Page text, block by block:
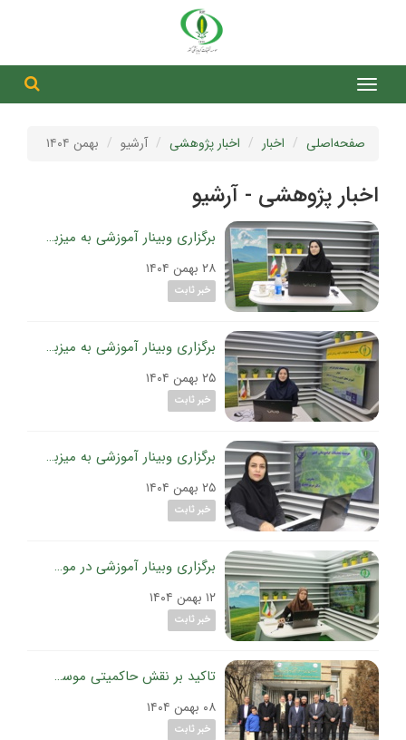
صفحه‌اصلی اخبار اخبار پژوهشی آرشیو بهمن ۱۴۰۴
اخبار پژوهشی - آرشیو
برگزاری وبینار آموزشی به میزبانی موسسه تحقیقات گیاه‌پزشکی کشور؛
۲۸ بهمن ۱۴۰۴
خبر ثابت
برگزاری وبینار آموزشی به میزبانی موسسه تحقیقات گیاه‌پزشکی کشور؛
۲۵ بهمن ۱۴۰۴
خبر ثابت
برگزاری وبینار آموزشی به میزبانی موسسه تحقیقات گیاه‌پزشکی کشور؛
۲۵ بهمن ۱۴۰۴
خبر ثابت
برگزاری وبینار آموزشی در موسسه تحقیقات گیاه‌پزشکی کشور؛
۱۲ بهمن ۱۴۰۴
خبر ثابت
تاکید بر نقش حاکمیتی موسسه تحقیقات گیاه‌پزشکی کشور در تأمین سلامت و امنیت غذا
۰۸ بهمن ۱۴۰۴
خبر ثابت